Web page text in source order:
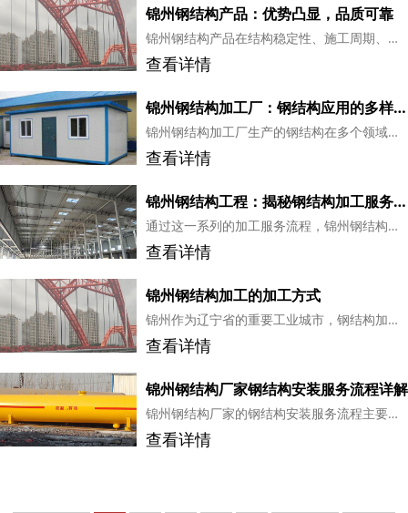
锦州钢结构产品：优势凸显，品质可靠
锦州钢结构产品在结构稳定性、施工周期、节能环保、空间布局、抗震性能、美观大方、材料性能、维护保养、适用范围和经济效益等方面具有良好优势。选择钢结构产品，将为您的建筑工程带来良好的体验。...
查看详情
锦州钢结构加工厂：钢结构应用的多样场景解析
锦州钢结构加工厂生产的钢结构在多个领域有着广泛的应用，从工业厂房到住宅建筑，从桥梁工程到景观设计，钢结构以其良好的性能和多样的设计可能性，满足了不同场景下的建筑需求。...
查看详情
锦州钢结构工程：揭秘钢结构加工服务流程的每一步
通过这一系列的加工服务流程，锦州钢结构工程确保了钢结构产品的质量，为建筑项目提供了坚实的基础。了解这一流程，有助于客户更好地理解钢结构加工的全过程，从而对项目质量有更全面的把握。...
查看详情
锦州钢结构加工的加工方式
锦州作为辽宁省的重要工业城市，钢结构加工在建筑、桥梁、机械等领域有着广泛的应用。了解不同的钢结构加工方式对于提高加工质量和效率至关重要。...
查看详情
锦州钢结构厂家钢结构安装服务流程详解
锦州钢结构厂家的钢结构安装服务流程主要包括前期咨询、方案设计、合同签订、材料采购与加工、现场施工、质量检验与验收、售后服务以及项目总结与评价等环节。...
查看详情